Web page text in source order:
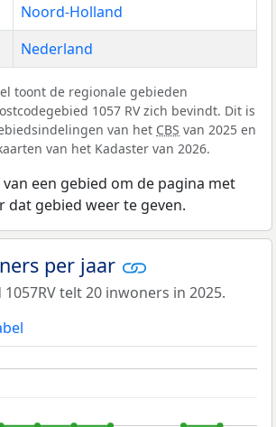
Noord-Holland
Nederland
toont de regionale gebieden
1057 RV zich bevindt. Dit is
van het CBS van 2025 en
van het Kadaster van 2026.
een gebied om de pagina met
dat gebied weer te geven.
per jaar
telt 20 inwoners in 2025.